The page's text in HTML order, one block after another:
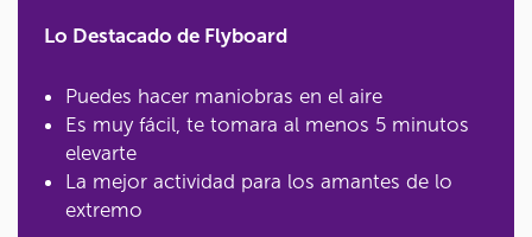
Lo Destacado de Flyboard
Puedes hacer maniobras en el aire
Es muy fácil, te tomara al menos 5 minutos
elevarte
La mejor actividad para los amantes de lo
extremo